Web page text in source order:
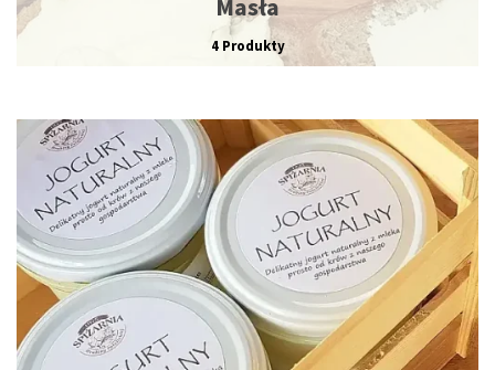
Masła
4 Produkty